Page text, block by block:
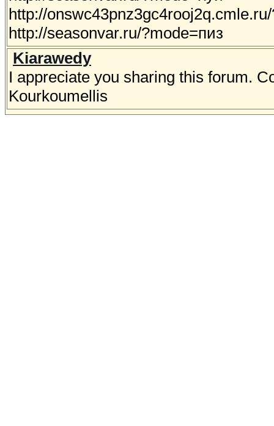
http://
http://seasonvar.ru/?mode=пиз
Kiarawedy
I appreciate you sharing this forum.
Kourkoumellis